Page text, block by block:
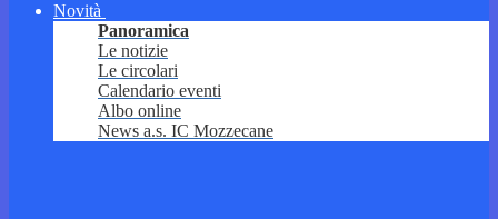
Novità
Panoramica
Le notizie
Le circolari
Calendario eventi
Albo online
News a.s. IC Mozzecane